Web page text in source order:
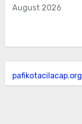
August 2026
pafikotacilacap.org